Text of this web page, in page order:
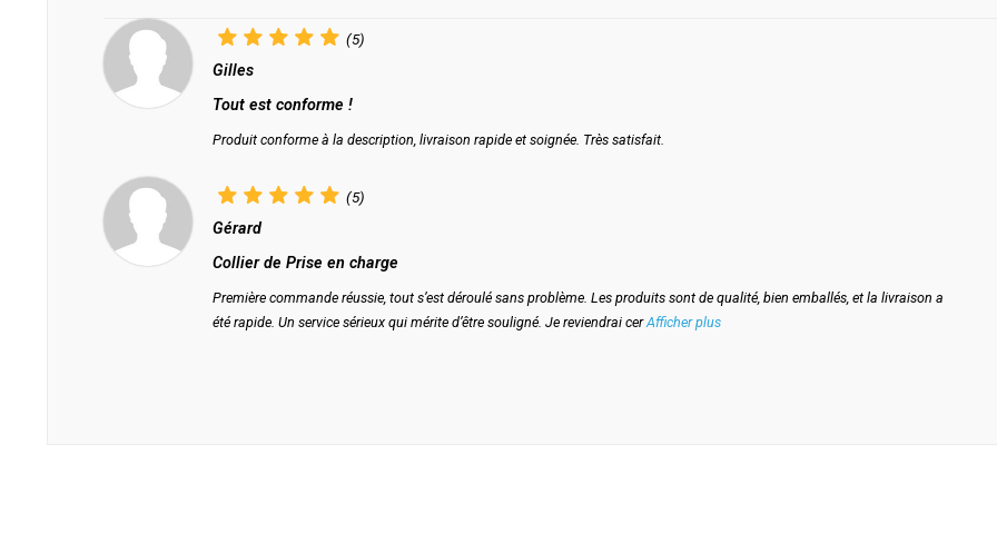
(5)
Gilles
Tout est conforme !
Produit conforme à la description, livraison rapide et soignée. Très satisfait.
(5)
Gérard
Collier de Prise en charge
Première commande réussie, tout s’est déroulé sans problème. Les produits sont de qualité, bien emballés, et la livraison a
été rapide. Un service sérieux qui mérite d’être souligné. Je reviendrai cerAfficher plus